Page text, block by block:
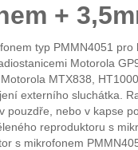
+
typ PMMN4051 pro
Motorola
MTX838,
externího sluchátka.
pouzdře, nebo v kapse
reproduktoru s
s mikrofonem